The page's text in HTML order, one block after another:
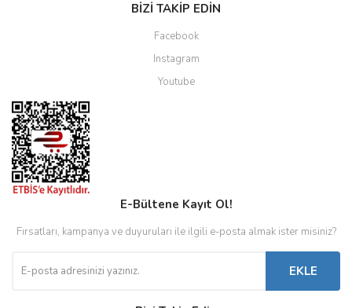
BİZİ TAKİP EDİN
Facebook
Instagram
Youtube
E-Bültene Kayıt Ol!
Fırsatları, kampanya ve duyuruları ile ilgili e-posta almak ister misiniz?
EKLE